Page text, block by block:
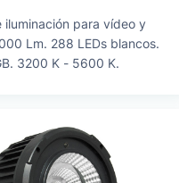
iluminación para vídeo y
Lm. 288 LEDs blancos.
3200 K - 5600 K.